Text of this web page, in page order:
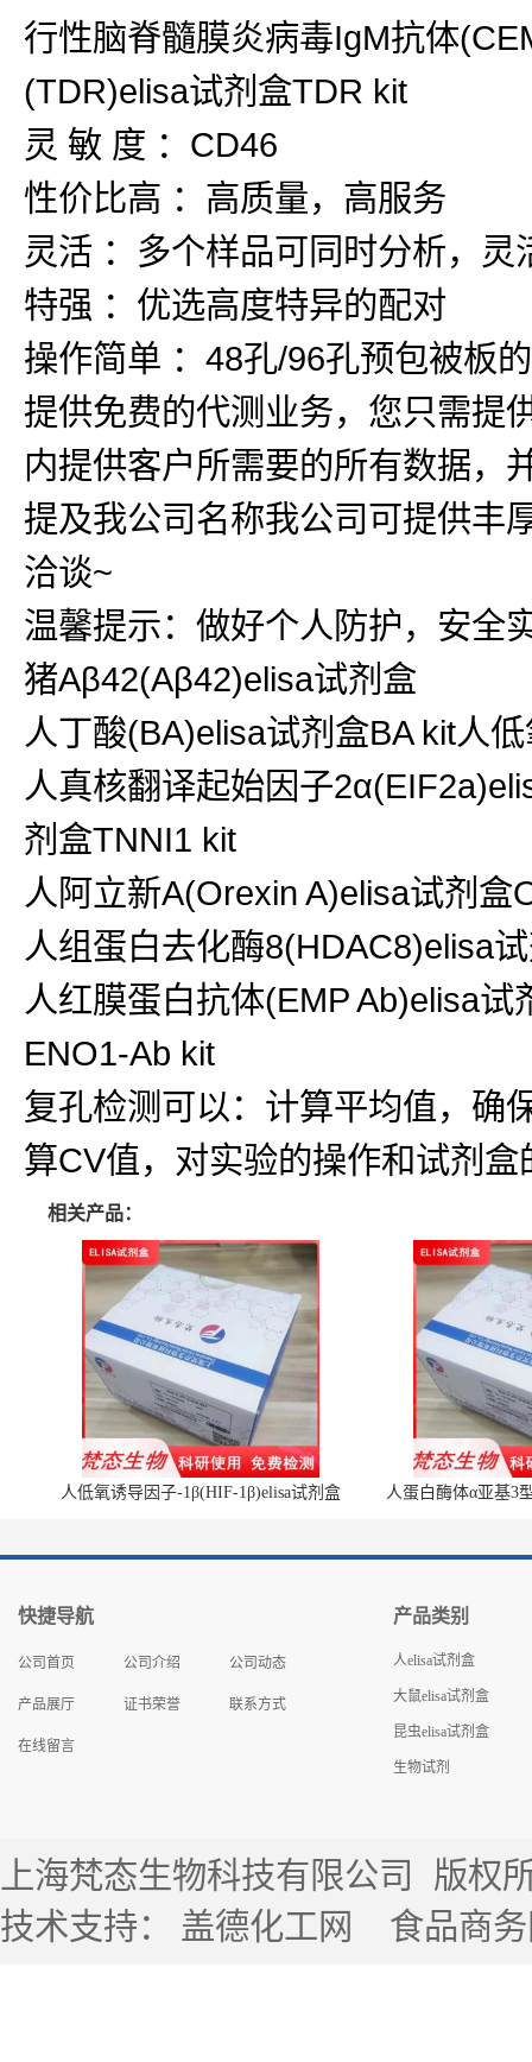
行性脑脊髓膜炎病毒IgM抗体
(TDR)elisa试剂盒TDR kit
灵 敏 度 ：CD46
性价比高 ：高质量，高服务
灵活 ：多个样品可同时分析，
特强 ：优选高度特异的配对
操作简单 ：48孔/96孔预包被板
提供免费的代测业务，您只需提
内提供客户所需要的所有数据，
提及我公司名称我公司可提供丰
洽谈~
温馨提示：做好个人防护，安全
猪Aβ42(Aβ42)elisa试剂盒
人丁酸(BA)elisa试剂盒BA kit人
人真核翻译起始因子
剂盒TNNI1 kit
人阿立新A(Orexin A)elisa试剂
人组蛋白去化酶8(HDAC8)elisa
人红膜蛋白抗体(EMP Ab)elisa
ENO1-Ab kit
复孔检测可以：计算平均值，确
算CV值，对实验的操作和试剂
相关产品：
人低氧诱导因子-1β(HIF-1β)elisa试剂盒 人蛋白酶体α亚基3
快捷导航
公司首页 公司介绍 公司动态
产品展厅 证书荣誉 联系方式
在线留言
产品类别
人elisa试剂盒
大鼠elisa试剂盒
昆虫elisa试剂盒
生物试剂
上海梵态生物科技有限公司
版权
技术支持： 盖德化工网 食品商